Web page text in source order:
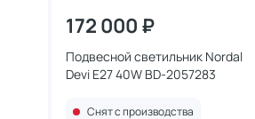
172 000 ₽
Подвесной светильник Nordal
Devi E27 40W BD-2057283
Снят с производства